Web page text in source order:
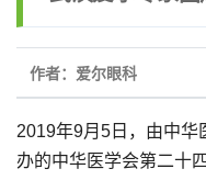
作者：爱尔眼科
2019年9月5日，由中华
办的中华医学会第二十